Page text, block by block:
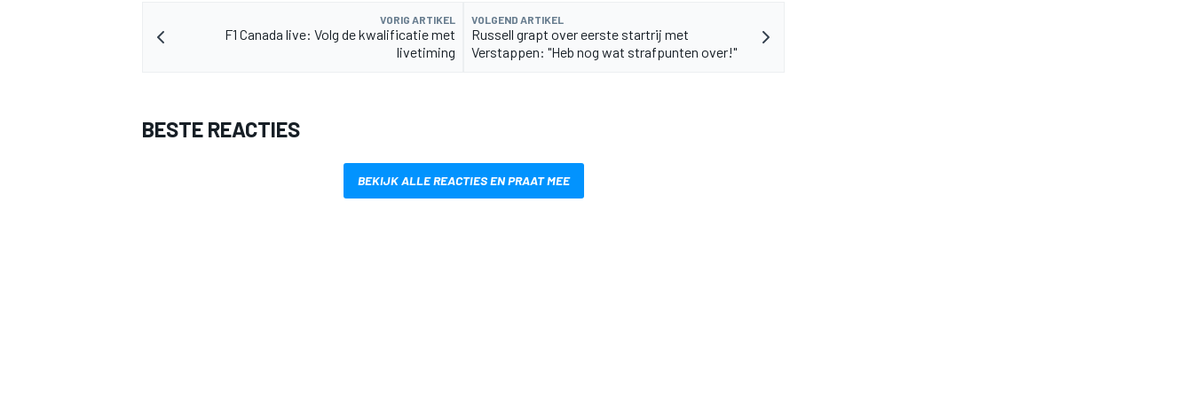
VORIG ARTIKEL
F1 Canada live: Volg de kwalificatie met
livetiming
VOLGEND ARTIKEL
Russell grapt over eerste startrij met
Verstappen: "Heb nog wat strafpunten over!"
BESTE REACTIES
BEKIJK ALLE REACTIES EN PRAAT MEE